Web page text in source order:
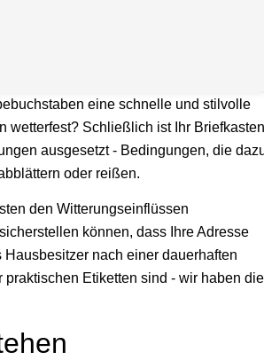
eine schnelle und stilvolle
wetterfest? Schließlich ist Ihr Briefkasten
ausgesetzt - Bedingungen, die
oder reißen.
den Witterungseinflüssen
können, dass Ihre Adresse
nach einer dauerhaften
Etiketten sind - wir haben die